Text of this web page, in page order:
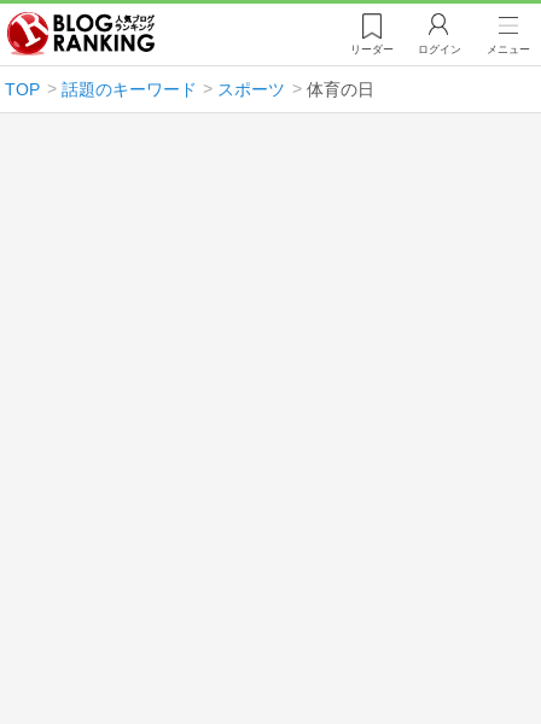
リーダー ログイン メニュー
TOP 話題のキーワード スポーツ 体育の日